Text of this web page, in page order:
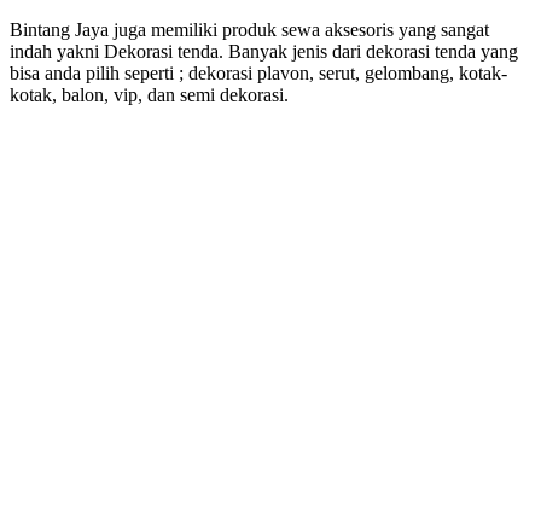
Bintang Jaya juga memiliki produk sewa aksesoris yang sangat
indah yakni Dekorasi tenda. Banyak jenis dari dekorasi tenda yang
bisa anda pilih seperti ; dekorasi plavon, serut, gelombang, kotak-
kotak, balon, vip, dan semi dekorasi.